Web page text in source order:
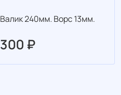
Валик 240мм. Ворс 13мм.
300 ₽